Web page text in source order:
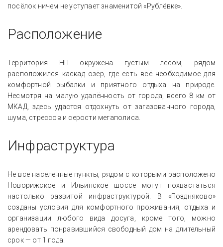
посёлок ничем не уступает знаменитой «Рублёвке».
Расположение
Территория НП окружена густым лесом, рядом
расположился каскад озёр, где есть всё необходимое для
комфортной рыбалки и приятного отдыха на природе.
Несмотря на малую удалённость от города, всего 8 км от
МКАД, здесь удастся отдохнуть от загазованного города,
шума, стрессов и серости мегаполиса.
Инфраструктура
Не все населенные пункты, рядом с которыми расположено
Новорижское и Ильинское шоссе могут похвастаться
настолько развитой инфраструктурой. В «Поздняково»
созданы условия для комфортного проживания, отдыха и
организации любого вида досуга, кроме того, можно
арендовать понравившийся свободный дом на длительный
срок — от 1 года.